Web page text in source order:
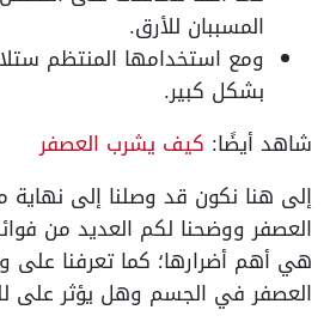
المسببان للأرق.
ومع استخدامها المنتظم
بشكل كبير.
شاهد أيضًا: كيف يشرب العصفر
إلى هنا نكون قد وصلنا إلى نهاية
العصفر ووضحنا لكم العديد من
هي أهم أضرارها؛ كما تعرفنا
العصفر في الجسم وهل يؤثر على